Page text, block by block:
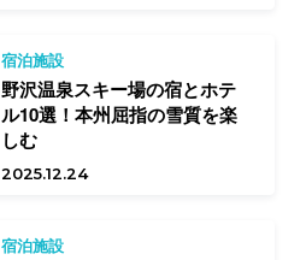
宿泊施設
野沢温泉スキー場の宿とホテ
ル10選！本州屈指の雪質を楽
しむ
2025.12.24
宿泊施設